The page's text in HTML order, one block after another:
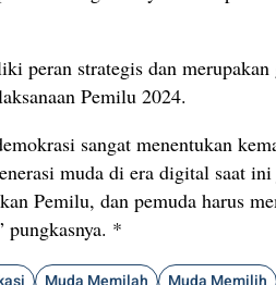
peran strategis dan merupakan
Pemilu 2024.
sangat menentukan
muda di era digital saat
Pemilu, dan pemuda harus
pungkasnya. *